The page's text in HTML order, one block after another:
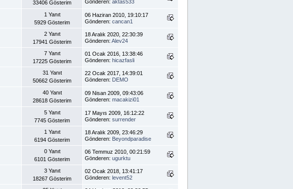
33406 Gösterim
Gönderen: aktas533
1 Yanıt
5929 Gösterim
06 Haziran 2010, 19:10:17
Gönderen: cancan1
2 Yanıt
17941 Gösterim
18 Aralık 2020, 22:30:39
Gönderen: Alev24
7 Yanıt
17225 Gösterim
01 Ocak 2016, 13:38:46
Gönderen: hicazfasli
31 Yanıt
50662 Gösterim
22 Ocak 2017, 14:39:01
Gönderen: DEMO
40 Yanıt
28618 Gösterim
09 Nisan 2009, 09:43:06
Gönderen: macakizi01
5 Yanıt
7745 Gösterim
17 Mayıs 2009, 16:12:22
Gönderen: surrender
1 Yanıt
6194 Gösterim
18 Aralık 2009, 23:46:29
Gönderen: Beyondparadise
0 Yanıt
6101 Gösterim
06 Temmuz 2010, 00:21:59
Gönderen: ugurktu
3 Yanıt
18267 Gösterim
02 Ocak 2018, 13:41:17
Gönderen: levent52